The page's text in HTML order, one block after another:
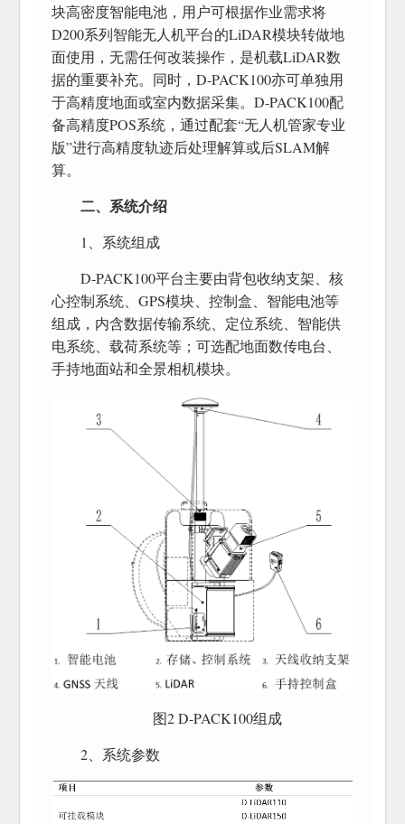
块高密度智能电池，用户可根据作业需求将
D200系列智能无人机平台的LiDAR模块转做地
面使用，无需任何改装操作，是机载LiDAR数
据的重要补充。同时，D-PACK100亦可单独用
于高精度地面或室内数据采集。D-PACK100配
备高精度POS系统，通过配套“无人机管家专业
版”进行高精度轨迹后处理解算或后SLAM解
算。
二、系统介绍
1、系统组成
D-PACK100平台主要由背包收纳支架、核
心控制系统、GPS模块、控制盒、智能电池等
组成，内含数据传输系统、定位系统、智能供
电系统、载荷系统等；可选配地面数传电台、
手持地面站和全景相机模块。
图2 D-PACK100组成
2、系统参数